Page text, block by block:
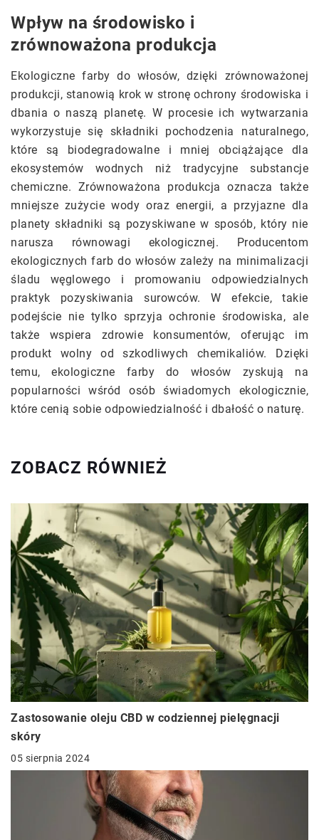
Wpływ na środowisko i
zrównoważona produkcja
Ekologiczne farby do włosów, dzięki zrównoważonej
produkcji, stanowią krok w stronę ochrony środowiska i
dbania o naszą planetę. W procesie ich wytwarzania
wykorzystuje się składniki pochodzenia naturalnego,
które są biodegradowalne i mniej obciążające dla
ekosystemów wodnych niż tradycyjne substancje
chemiczne. Zrównoważona produkcja oznacza także
mniejsze zużycie wody oraz energii, a przyjazne dla
planety składniki są pozyskiwane w sposób, który nie
narusza równowagi ekologicznej. Producentom
ekologicznych farb do włosów zależy na minimalizacji
śladu węglowego i promowaniu odpowiedzialnych
praktyk pozyskiwania surowców. W efekcie, takie
podejście nie tylko sprzyja ochronie środowiska, ale
także wspiera zdrowie konsumentów, oferując im
produkt wolny od szkodliwych chemikaliów. Dzięki
temu, ekologiczne farby do włosów zyskują na
popularności wśród osób świadomych ekologicznie,
które cenią sobie odpowiedzialność i dbałość o naturę.
ZOBACZ RÓWNIEŻ
Zastosowanie oleju CBD w codziennej pielęgnacji
skóry
05 sierpnia 2024